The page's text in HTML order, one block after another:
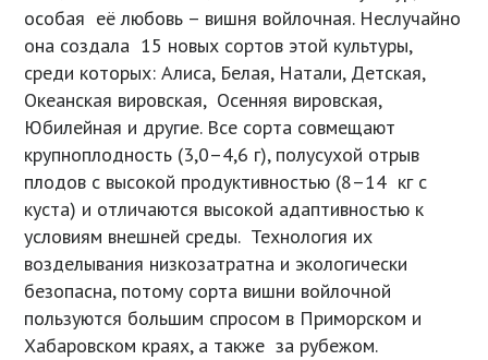
особая её любовь – вишня войлочная. Неслучайно
она создала 15 новых сортов этой культуры,
среди которых: Алиса, Белая, Натали, Детская,
Океанская вировская, Осенняя вировская,
Юбилейная и другие. Все сорта совмещают
крупноплодность (3,0–4,6 г), полусухой отрыв
плодов с высокой продуктивностью (8–14 кг с
куста) и отличаются высокой адаптивностью к
условиям внешней среды. Технология их
возделывания низкозатратна и экологически
безопасна, потому сорта вишни войлочной
пользуются большим спросом в Приморском и
Хабаровском краях, а также за рубежом.